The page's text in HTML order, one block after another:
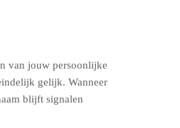
van jouw persoonlijke
gelijk. Wanneer
blijft signalen